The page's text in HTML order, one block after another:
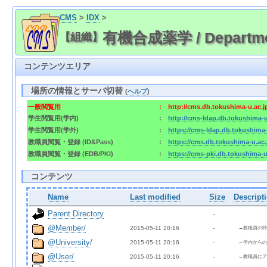
CMS > IDX>
【組織】 有機合成薬学 /
コンテンツエリア
場所の情報とサーバ切替(ヘルプ)
一般閲覧用 :
http://cms.db.tokushima-
学生閲覧用(学内)
:
http://cms-ldap.db.tokushima-
学生閲覧用(学外)
:
https://cms-
教職員閲覧・登録 (ID&Pass)
:
https://cms.db.tokushima-
教職員閲覧・登録 (EDB/PKI)
: https://cms-pki.db.tokushima-
コンテンツ
Name Last modified Size
Parent Directory
  -
@Member/ 2015-05-11 20:16
  -
←教職員の
@University/ 2015-05-11 20:16
  -
←学内から
@User/ 2015-05-11 20:16
  -
←教職員に